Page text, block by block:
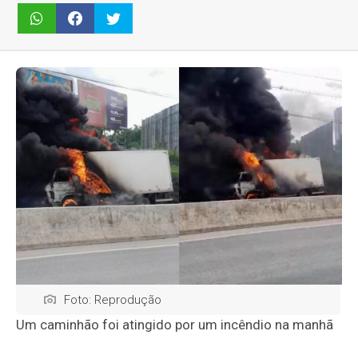
Foto: Reprodução
Um caminhão foi atingido por um incêndio na manhã